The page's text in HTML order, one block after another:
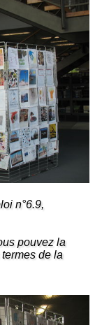
n°6.9,
pouvez la
de la